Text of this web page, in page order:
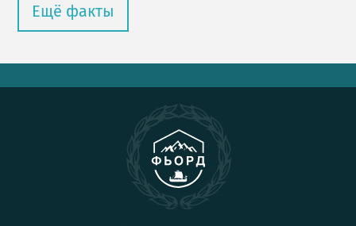
Ещё факты